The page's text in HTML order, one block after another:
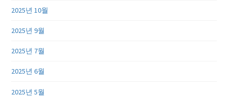
2025년 10월
2025년 9월
2025년 7월
2025년 6월
2025년 5월